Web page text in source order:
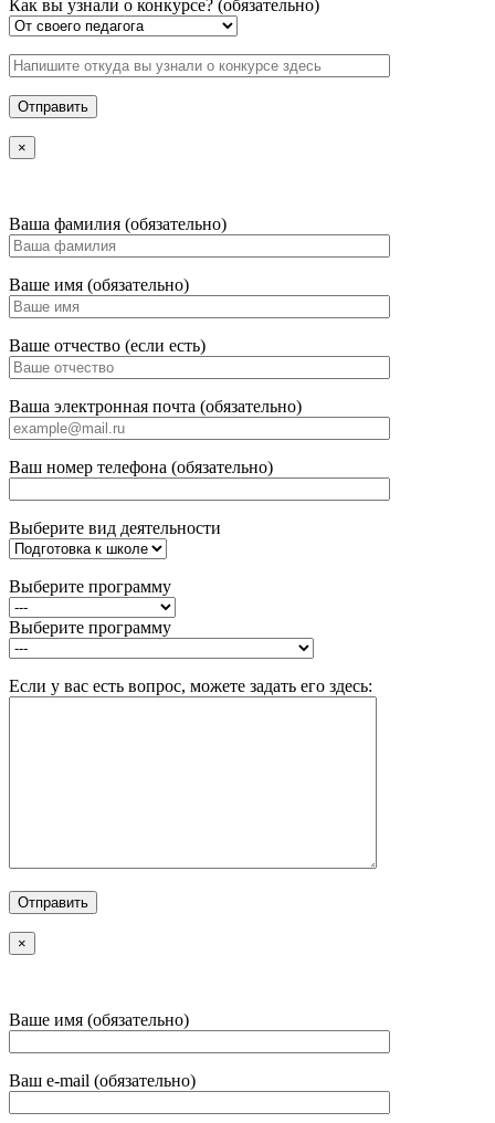
Как вы узнали о конкурсе? (обязательно)
×
Ваша фамилия (обязательно)
Ваше имя (обязательно)
Ваше отчество (если есть)
Ваша электронная почта (обязательно)
Ваш номер телефона (обязательно)
Выберите вид деятельности
Выберите программу
Выберите программу
Если у вас есть вопрос, можете задать его здесь:
×
Ваше имя (обязательно)
Ваш e-mail (обязательно)